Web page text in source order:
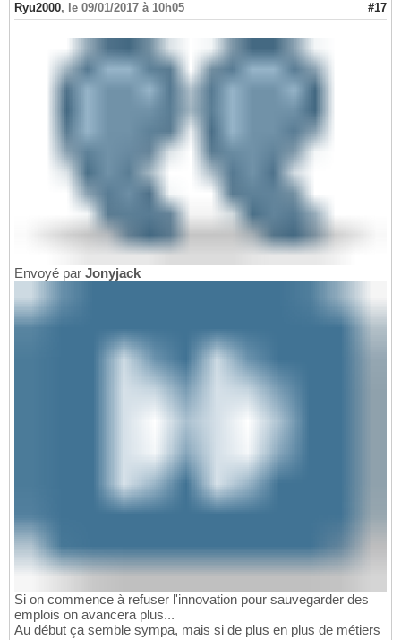
Ryu2000, le 09/01/2017 à 10h05 #17
Envoyé par Jonyjack
Si on commence à refuser l'innovation pour sauvegarder des
emplois on avancera plus...
Au début ça semble sympa, mais si de plus en plus de métiers